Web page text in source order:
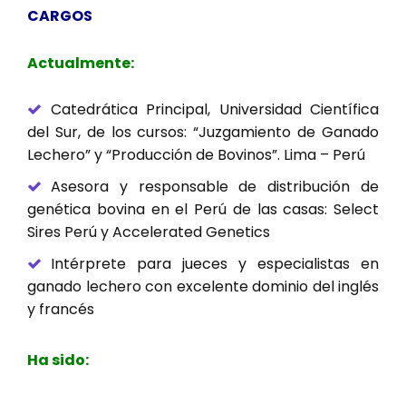
CARGOS
Actualmente:
Catedrática Principal, Universidad Científica
del Sur, de los cursos: “Juzgamiento de Ganado
Lechero” y “Producción de Bovinos”. Lima – Perú
Asesora y responsable de distribución de
genética bovina en el Perú de las casas: Select
Sires Perú y Accelerated Genetics
Intérprete para jueces y especialistas en
ganado lechero con excelente dominio del inglés
y francés
Ha sido: